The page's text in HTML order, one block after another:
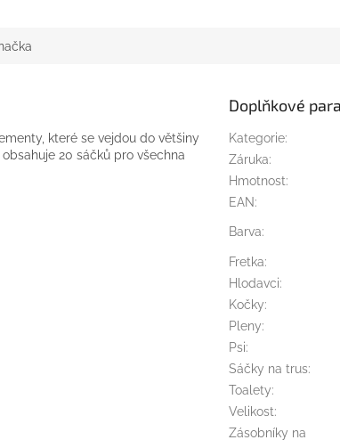
které se vejdou do většiny
20 sáčků pro všechna
Doplňkové
Kategorie:
Záruka:
Hmotnost:
EAN:
Barva:
Fretka:
Hlodavci:
Kočky:
Pleny:
Psi:
Sáčky na trus:
Toalety:
Velikost:
Zásobníky na